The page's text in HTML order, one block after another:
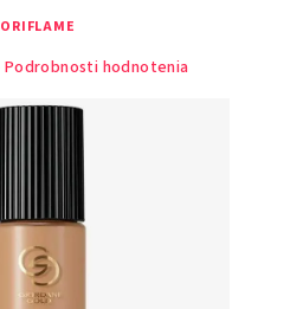
ORIFLAME
Podrobnosti hodnotenia